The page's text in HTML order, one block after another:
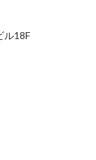
Latest
ル18F